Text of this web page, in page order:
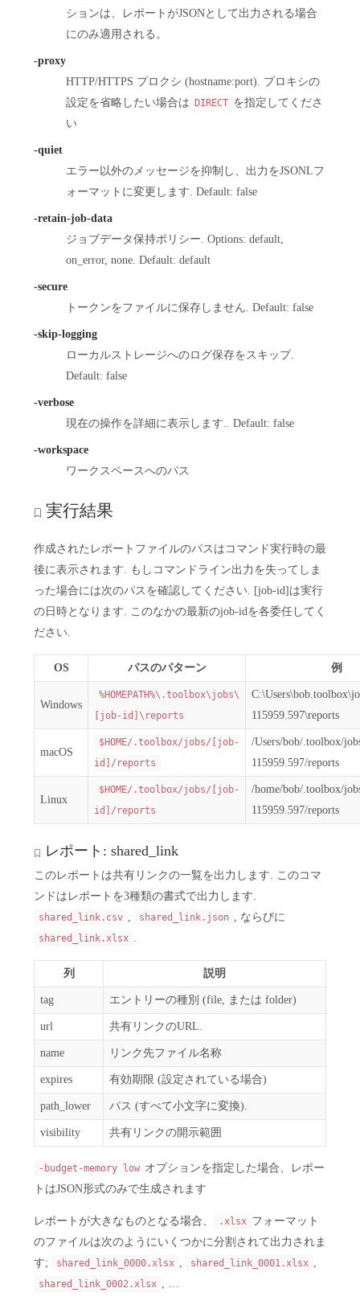
ションは、レポートがJSONとして出力される場合
にのみ適用される。
-proxy
HTTP/HTTPS プロクシ (hostname:port). プロキシの
設定を省略したい場合は
DIRECT を指定してくださ
い
-quiet
エラー以外のメッセージを抑制し、出力をJSONLフ
ォーマットに変更します. Default: false
-retain-job-data
ジョブデータ保持ポリシー. Options: default,
on_error, none. Default: default
-secure
トークンをファイルに保存しません. Default: false
-skip-logging
ローカルストレージへのログ保存をスキップ.
Default: false
-verbose
現在の操作を詳細に表示します.. Default: false
-workspace
ワークスペースへのパス
実行結果
作成されたレポートファイルのパスはコマンド実行時の最
後に表示されます. もしコマンドライン出力を失ってしま
った場合には次のパスを確認してください. [job-id]は実行
の日時となります. このなかの最新のjob-idを各委任してく
ださい.
OS パスのパターン 例
Windows
%HOMEPATH%\.toolbox\jobs\
[job-id]\reports
115959.597\reports
macOS
$HOME/.toolbox/jobs/[job-
id]/reports
/Users/bob/.toolbox/
115959.597/reports
Linux
$HOME/.toolbox/jobs/[job-
id]/reports
/home/bob/.toolbox/
115959.597/reports
レポート: shared_link
このレポートは共有リンクの一覧を出力します. このコマ
ンドはレポートを3種類の書式で出力します.
shared_link.csv , shared_link.json , ならびに
shared_link.xlsx .
列 説明
tag エントリーの種別 (file, または folder)
url 共有リンクのURL.
name リンク先ファイル名称
expires 有効期限 (設定されている場合)
path_lower パス (すべて小文字に変換).
visibility 共有リンクの開示範囲
-budget-memory low オプションを指定した場合、レポー
トはJSON形式のみで生成されます
レポートが大きなものとなる場合、 .xlsx フォーマット
のファイルは次のようにいくつかに分割されて出力されま
す;
shared_link_0000.xlsx , shared_link_0001.xlsx ,
shared_link_0002.xlsx , …